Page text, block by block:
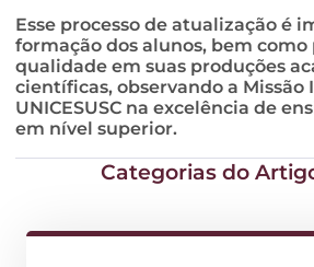
Esse processo de atualização é
formação dos alunos, bem
qualidade em suas produções
científicas, observando a
UNICESUSC na excelência de
em nível superior.
Categorias do